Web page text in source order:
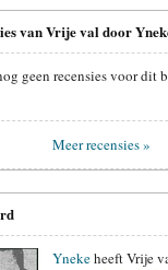
van Vrije val door
geen recensies voor dit
Meer recensies »
Ynekeheeft Vrije